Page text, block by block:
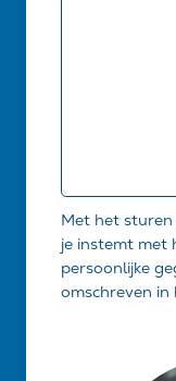
Met het sturen
je instemt met
persoonlijke
omschreven